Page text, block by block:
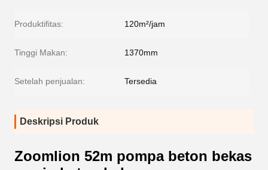
Produktifitas: 120m²/jam
Tinggi Makan: 1370mm
Setelah penjualan: Tersedia
Deskripsi Produk
Zoomlion 52m pompa beton bekas